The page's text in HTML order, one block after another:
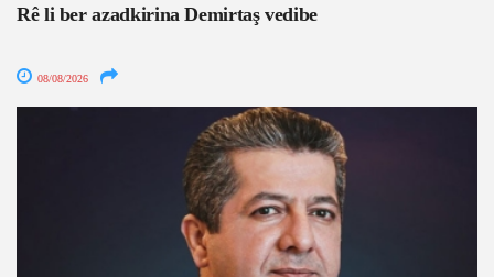
Rê li ber azadkirina Demirtaş vedibe
08/08/2026